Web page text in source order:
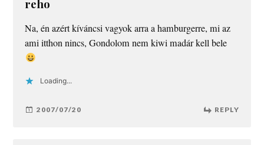
reho
Na, én azért kíváncsi vagyok arra a hamburgerre, mi az
ami itthon nincs, Gondolom nem kiwi madár kell bele
Loading...
2007/07/20 REPLY